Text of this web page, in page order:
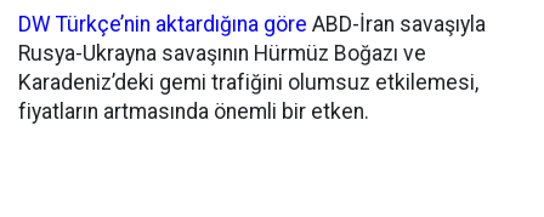
DW Türkçe’nin aktardığına göre ABD-İran savaşıyla
Rusya-Ukrayna savaşının Hürmüz Boğazı ve
Karadeniz’deki gemi trafiğini olumsuz etkilemesi,
fiyatların artmasında önemli bir etken.